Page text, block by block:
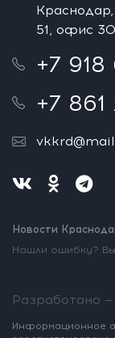
51, офис
+7
+7
Новости
Нашли ошибку?
Разработано —
Информационное